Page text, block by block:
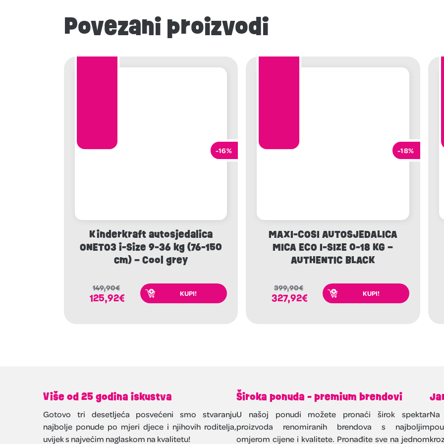
Povezani proizvodi
-16%
Kinderkraft autosjedalica
ONETO3 i-Size 9-36 kg (76-150
cm) – Cool grey
149,90€
125,92€ KUPI!
-18%
MAXI-COSI AUTOSJEDALICA
MICA ECO I-SIZE 0-18 KG –
AUTHENTIC BLACK
399,90€
327,92€ KUPI!
Više od 25 godina iskustva
Gotovo tri desetljeća posvećeni smo stvaranju
najbolje ponude po mjeri djece i njihovih roditelja,
uvijek s najvećim naglaskom na kvalitetu!
Široka ponuda - premium brendovi
U našoj ponudi možete pronaći širok spektar
proizvoda renomiranih brendova s najboljim
omjerom cijene i kvalitete. Pronađite sve na jednom
Na